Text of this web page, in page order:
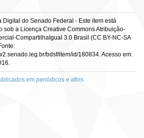
Digital do Senado Federal - Este item está
sob a Licença Creative Commons Atribuição-
CompartilhaIgual 3.0 Brasil (CC BY-NC-SA
bdsf/item/id/180834. Acesso em:
em periódicos e afins